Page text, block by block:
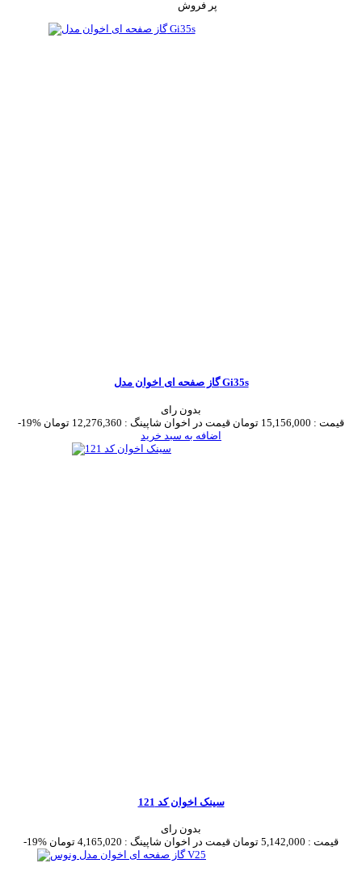
گاز صفحه ای اخوان مدل Gi35s
بدون رای
-19%
قیمت : 15,156,000 تومان قیمت در اخوان شاپینگ : 12,276,360 تومان
اضافه به سبد خرید
سینک اخوان کد 121
بدون رای
-19%
قیمت : 5,142,000 تومان قیمت در اخوان شاپینگ : 4,165,020 تومان